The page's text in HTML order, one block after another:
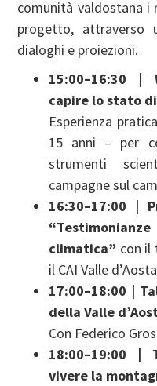
comunità valdostana
progetto, attraverso
dialoghi e proiezioni.
15:00–16:30 |
capire lo stato
Esperienza
15 anni – per
strumenti
campagne sul
16:30–17:00 |
climatica” con il
il CAI Valle
17:00–18:00 |
della Valle
Con Federico
18:00–19:00 |
vivere la